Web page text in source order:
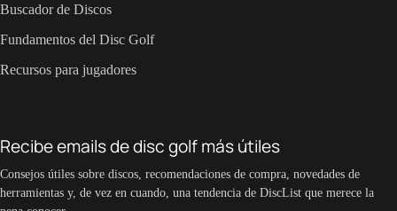
Buscador de Discos
Fundamentos del Disc Golf
Recursos para jugadores
Recibe emails de disc golf más útiles
Consejos útiles sobre discos, recomendaciones de compra, novedades de
herramientas y, de vez en cuando, una tendencia de DiscList que merece la